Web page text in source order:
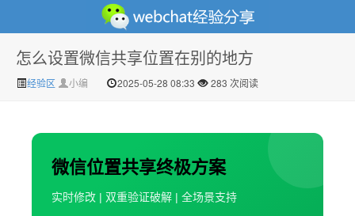
微信经验技巧分享网 - 2人共享实时位置怎么修改自己的
怎么设置微信共享位置在别的地方
经验区 小编 2025-05-28 08:33 283 次阅读
微信位置共享终极方案
实时修改 | 双重验证破解 | 全场景支持